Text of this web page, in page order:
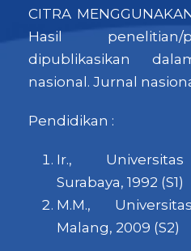
CITRA
Hasil penelitian/
dipublikasikan
nasional. Jurnal
Pendidikan :
Ir., Universitas
Surabaya, 1992 (S1)
M.M.,
Malang, 2009 (S2)